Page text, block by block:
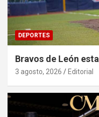
DEPORTES
Bravos de León
3 agosto, 2026 Editorial